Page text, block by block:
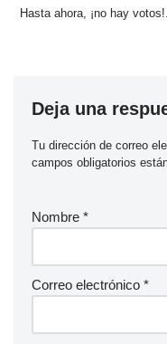
Hasta ahora, ¡no hay
Deja una
Tu dirección de correo
campos obligatorios
Nombre *
Correo electrónico *